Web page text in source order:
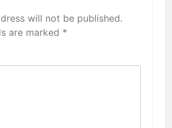
will not be published.
are marked *